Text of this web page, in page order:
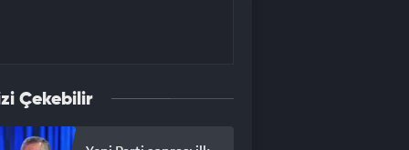
Çekebilir